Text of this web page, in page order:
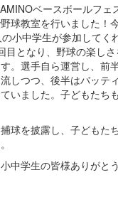
ベースボールフェ
球教室を行いました！
小中学生が参加してく
目となり、野球の楽し
。選手自ら運営し、前
しつつ、後半はバッテ
いました。子どもたち
球を披露し、子どもた
中学生の皆様ありがと